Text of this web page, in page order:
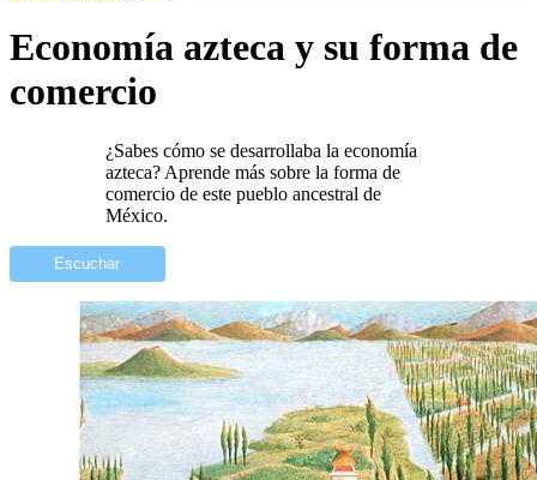
Economía azteca y su forma de
comercio
¿Sabes cómo se desarrollaba la economía
azteca? Aprende más sobre la forma de
comercio de este pueblo ancestral de
México.
Escuchar